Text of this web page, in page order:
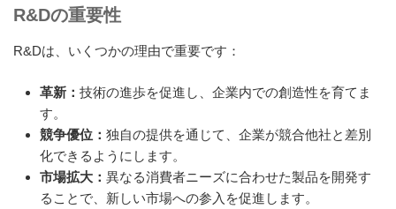
R&Dの重要性
R&Dは、いくつかの理由で重要です：
革新： 技術の進歩を促進し、企業内での創造性を育てま
す。
競争優位： 独自の提供を通じて、企業が競合他社と差別
化できるようにします。
市場拡大： 異なる消費者ニーズに合わせた製品を開発す
ることで、新しい市場への参入を促進します。